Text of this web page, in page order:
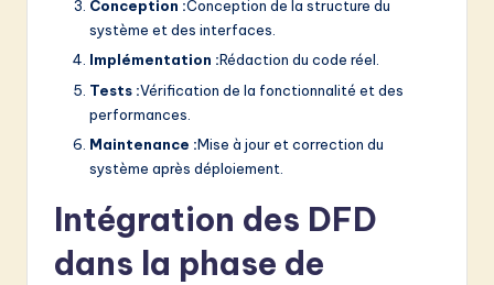
Conception :Conception de la structure du
système et des interfaces.
Implémentation :Rédaction du code réel.
Tests :Vérification de la fonctionnalité et des
performances.
Maintenance :Mise à jour et correction du
système après déploiement.
Intégration des DFD
dans la phase de